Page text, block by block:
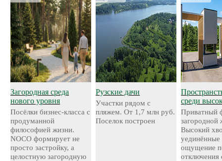
Загородная среда
нового уровня
Посёлки бизнес-класса с
продуманной
философией жизни.
NOCO формирует не
просто застройку, а
целостную загородную
Рузские дачи
Участки рядом с
пляжем. От 1,7 млн руб.
Поселок построен
среди
Приватный
загородной
Высокий
уединённые
ощущение
отключения